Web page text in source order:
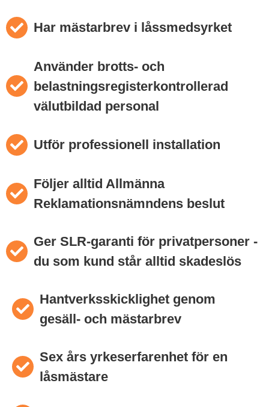
Har mästarbrev i låssmedsyrket
Använder brotts- och
belastningsregisterkontrollerad
välutbildad personal
Utför professionell installation
Följer alltid Allmänna
Reklamationsnämndens beslut
Ger SLR-garanti för privatpersoner -
du som kund står alltid skadeslös
Hantverksskicklighet genom
gesäll- och mästarbrev
Sex års yrkeserfarenhet för en
låsmästare